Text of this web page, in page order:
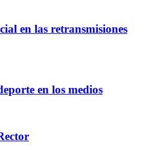
en las retransmisiones
en los medios